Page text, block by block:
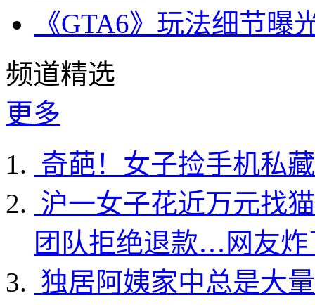
《GTA6》玩法细节
频道精选
更多
奇葩！女子捡手机私
沪一女子花近万元找
团队拒绝退款…网友炸
独居阿姨家中总是大